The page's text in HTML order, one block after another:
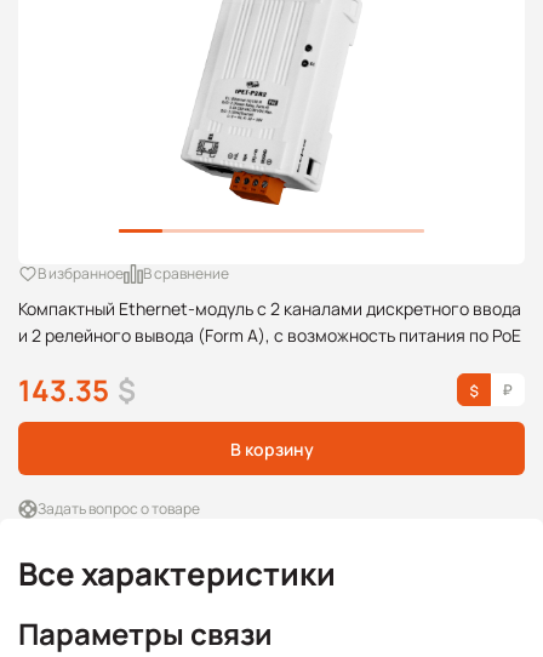
Компактный Ethernet-модуль с 2 каналами дискретного ввода
и 2 релейного вывода (Form A), с возможность питания по PoE
В избранное В сравнение
143.35 $
В корзину
Задать вопрос о товаре
Все характеристики
Параметры связи